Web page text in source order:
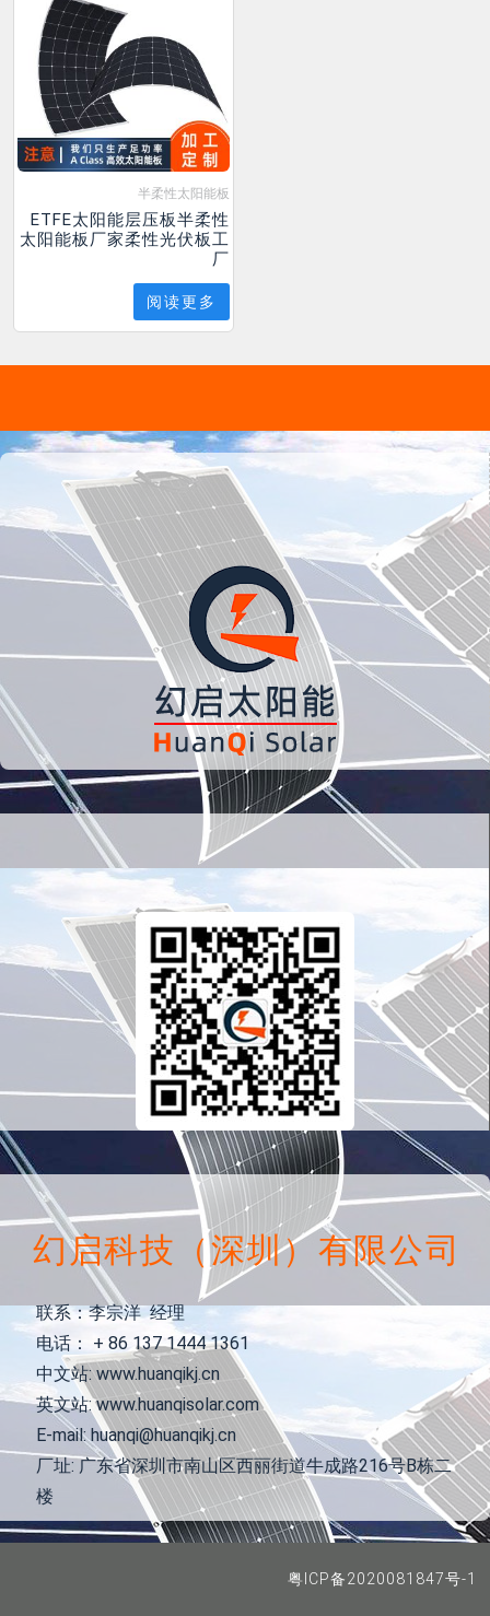
半柔性太阳能板
ETFE太阳能层压板半柔性
太阳能板厂家柔性光伏板工
厂
阅读更多
幻启科技（深圳）有限公司
联系：李宗洋 经理
电话： + 86 137 1444 1361
中文站: www.huanqikj.cn
英文站: www.huanqisolar.com
E-mail: huanqi@huanqikj.cn
厂址: 广东省深圳市南山区西丽街道牛成路216号B栋二
楼
粤ICP备2020081847号-1